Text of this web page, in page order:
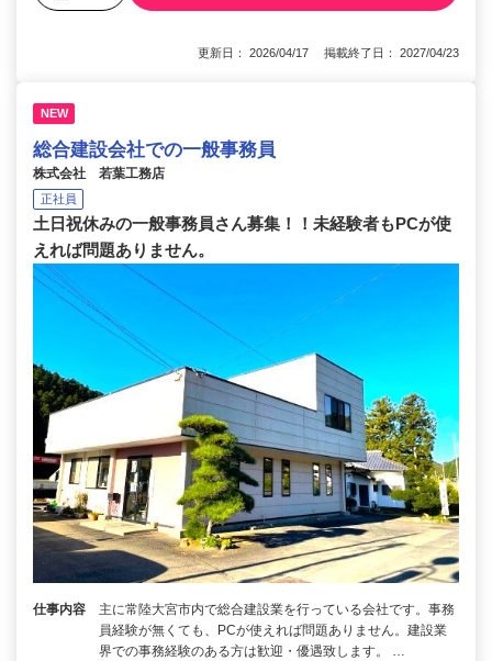
更新日： 2026/04/17 掲載終了日： 2027/04/23
NEW
総合建設会社での一般事務員
株式会社 若葉工務店
正社員
土日祝休みの一般事務員さん募集！！未経験者もPCが使
えれば問題ありません。
仕事内容
主に常陸大宮市内で総合建設業を行っている会社です。事務
員経験が無くても、PCが使えれば問題ありません。建設業
界での事務経験のある方は歓迎・優遇致します。 …